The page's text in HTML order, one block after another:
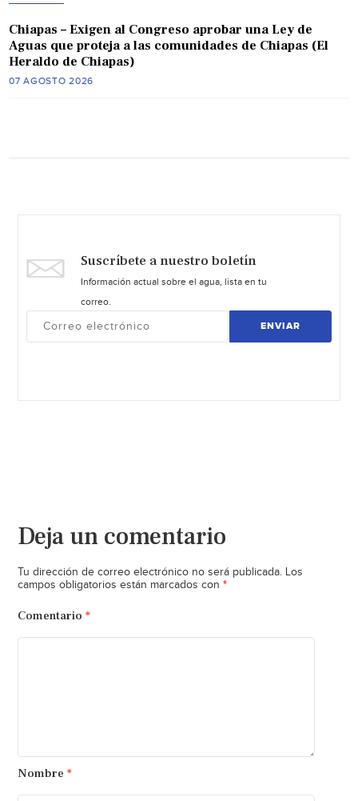
Chiapas – Exigen al Congreso aprobar una Ley de
Aguas que proteja a las comunidades de Chiapas (El
Heraldo de Chiapas)
07 AGOSTO 2026
Suscríbete a nuestro boletín
Información actual sobre el agua, lista en tu
correo.
ENVIAR
Deja un comentario
Tu dirección de correo electrónico no será publicada. Los
campos obligatorios están marcados con *
Comentario *
Nombre *